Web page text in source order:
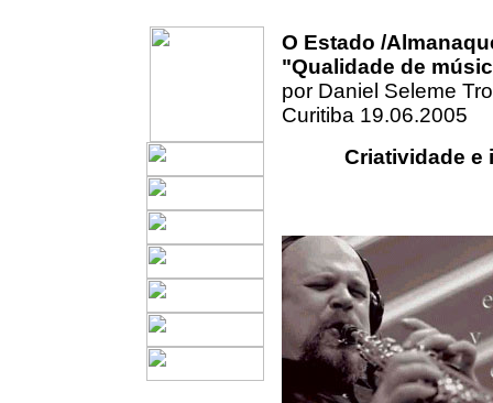
O Estado /
"Qualidade de
por Daniel Seleme
Curitiba 19.06.2005
Criatividade e